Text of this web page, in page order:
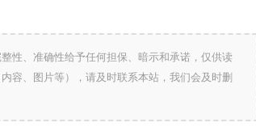
性、准确性给予任何担保、暗示和承诺，仅供读
容、图片等），请及时联系本站，我们会及时删